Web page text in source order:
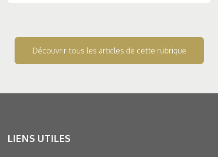
Découvrir tous les articles de cette rubrique
LIENS UTILES